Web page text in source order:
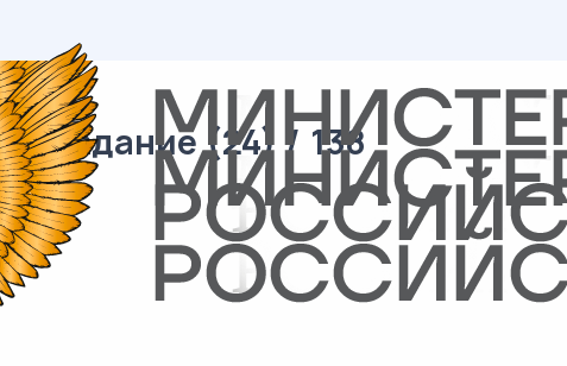
задание (24) / 138